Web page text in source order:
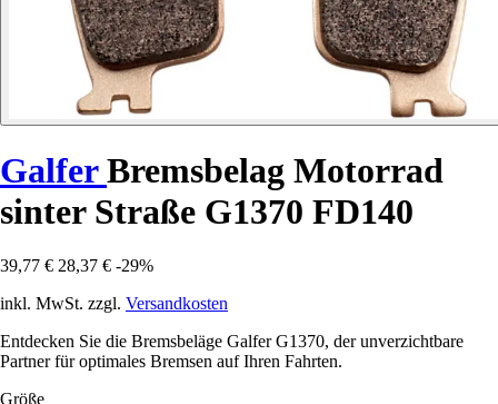
GalferBremsbelag Motorrad
sinter Straße G1370 FD140
39,77 € 28,37 € -29%
inkl. MwSt. zzgl. Versandkosten
Entdecken Sie die Bremsbeläge Galfer G1370, der unverzichtbare
Partner für optimales Bremsen auf Ihren Fahrten.
Größe